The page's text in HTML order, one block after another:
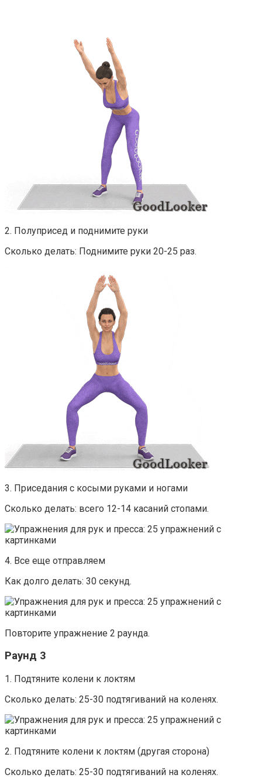
2. Полуприсед и поднимите руки
Сколько делать: Поднимите руки 20-25 раз.
3. Приседания с косыми руками и ногами
Сколько делать: всего 12-14 касаний стопами.
4. Все еще отправляем
Как долго делать: 30 секунд.
Повторите упражнение 2 раунда.
Раунд 3
1. Подтяните колени к локтям
Сколько делать: 25-30 подтягиваний на коленях.
2. Подтяните колени к локтям (другая сторона)
Сколько делать: 25-30 подтягиваний на коленях.